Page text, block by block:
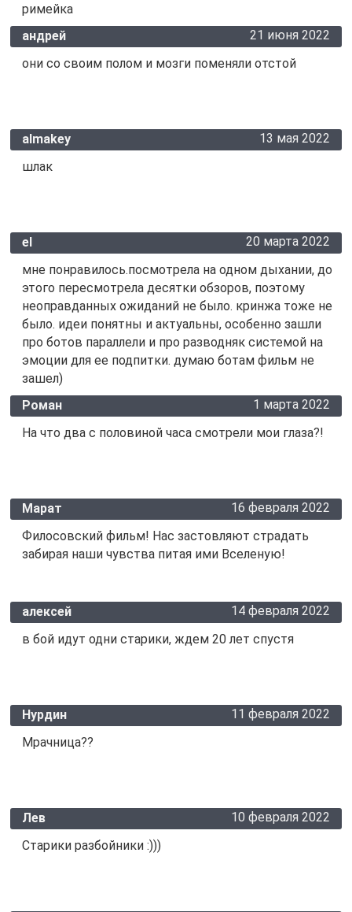
римейка
андрей
21 июня 2022
они со своим полом и мозги поменяли отстой
almakey
13 мая 2022
шлак
el
20 марта 2022
мне понравилось.посмотрела на одном дыхании, до
этого пересмотрела десятки обзоров, поэтому
неоправданных ожиданий не было. кринжа тоже не
было. идеи понятны и актуальны, особенно зашли
про ботов параллели и про разводняк системой на
эмоции для ее подпитки. думаю ботам фильм не
зашел)
Роман
1 марта 2022
На что два с половиной часа смотрели мои глаза?!
Марат
16 февраля 2022
Филосовский фильм! Нас застовляют страдать
забирая наши чувства питая ими Вселеную!
алексей
14 февраля 2022
в бой идут одни старики, ждем 20 лет спустя
Нурдин
11 февраля 2022
Мрачница??
Лев
10 февраля 2022
Старики разбойники :)))